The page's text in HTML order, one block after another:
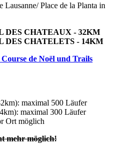
Lausanne/ Place de la Planta in
DES CHATEAUX - 32KM
DES CHATELETS - 14KM
de Noël und Trails
maximal 500 Läufer
maximal 300 Läufer
Ort möglich
mehr möglich!